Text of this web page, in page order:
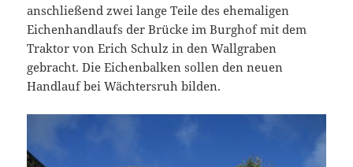
anschließend zwei lange Teile des ehemaligen
Eichenhandlaufs der Brücke im Burghof mit dem
Traktor von Erich Schulz in den Wallgraben
gebracht. Die Eichenbalken sollen den neuen
Handlauf bei Wächtersruh bilden.